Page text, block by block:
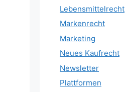
Lebensmittelrecht
Markenrecht
Marketing
Neues Kaufrecht
Newsletter
Plattformen